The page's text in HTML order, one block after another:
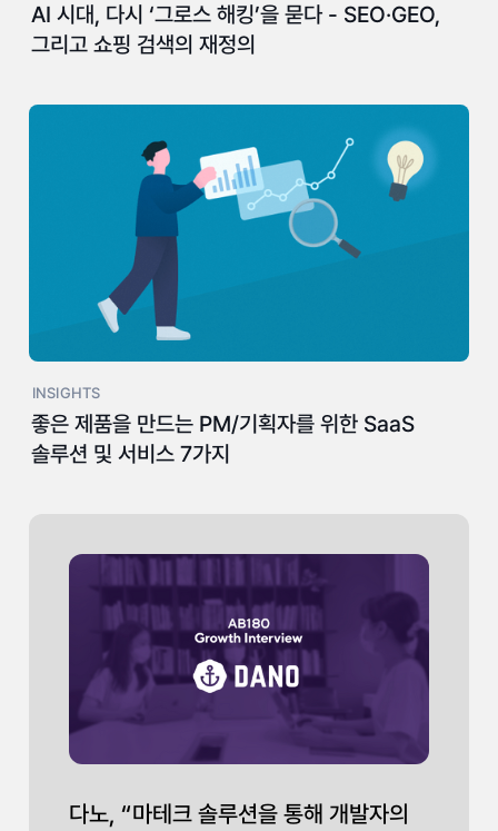
AI 시대, 다시 ‘그로스 해킹’을 묻다 - SEO·GEO,
그리고 쇼핑 검색의 재정의
INSIGHTS
좋은 제품을 만드는 PM/기획자를 위한 SaaS
솔루션 및 서비스 7가지
다노, “마테크 솔루션을 통해 개발자의